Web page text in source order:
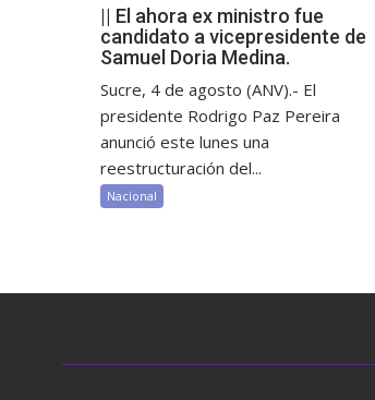
|| El ahora ex ministro fue
candidato a vicepresidente de
Samuel Doria Medina.
Sucre, 4 de agosto (ANV).- El
presidente Rodrigo Paz Pereira
anunció este lunes una
reestructuración del...
Nacional